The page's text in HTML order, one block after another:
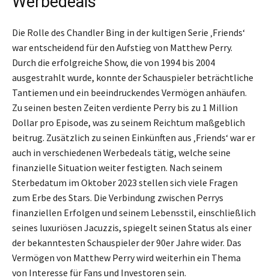
Die Rolle des Chandler Bing in der kultigen Serie ‚Friends‘
war entscheidend für den Aufstieg von Matthew Perry.
Durch die erfolgreiche Show, die von 1994 bis 2004
ausgestrahlt wurde, konnte der Schauspieler beträchtliche
Tantiemen und ein beeindruckendes Vermögen anhäufen.
Zu seinen besten Zeiten verdiente Perry bis zu 1 Million
Dollar pro Episode, was zu seinem Reichtum maßgeblich
beitrug. Zusätzlich zu seinen Einkünften aus ‚Friends‘ war er
auch in verschiedenen Werbedeals tätig, welche seine
finanzielle Situation weiter festigten. Nach seinem
Sterbedatum im Oktober 2023 stellen sich viele Fragen
zum Erbe des Stars. Die Verbindung zwischen Perrys
finanziellen Erfolgen und seinem Lebensstil, einschließlich
seines luxuriösen Jacuzzis, spiegelt seinen Status als einer
der bekanntesten Schauspieler der 90er Jahre wider. Das
Vermögen von Matthew Perry wird weiterhin ein Thema
von Interesse für Fans und Investoren sein.